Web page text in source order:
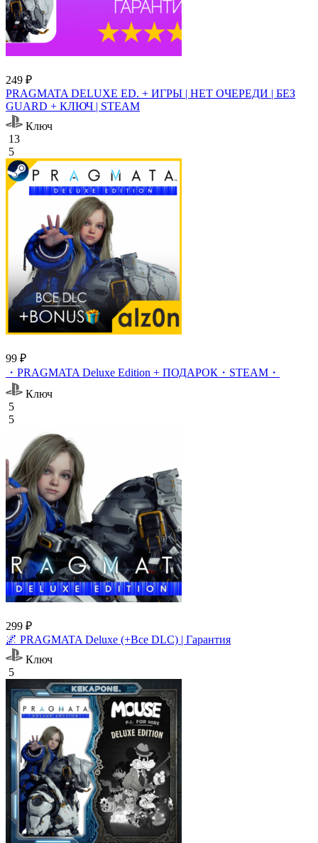
249 ₽
PRAGMATA DELUXE ED. + ИГРЫ | НЕТ ОЧЕРЕДИ | БЕЗ
GUARD + КЛЮЧ | STEAM
Ключ
13
5
99 ₽
・PRAGMATA Deluxe Edition + ПОДАРОК・STEAM・
Ключ
5
5
299 ₽
🌌 PRAGMATA Deluxe (+Все DLC) | Гарантия
Ключ
5